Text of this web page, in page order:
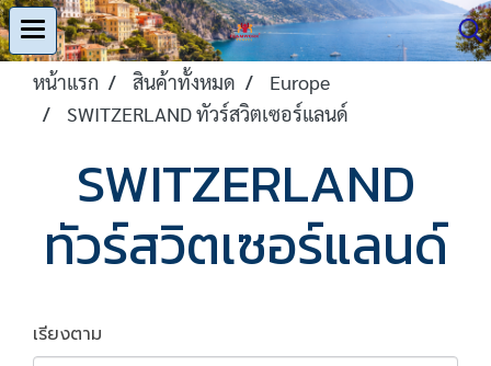
หน้าแรก สินค้าทั้งหมด
Europe
SWITZERLAND ทัวร์สวิตเซอร์แลนด์
SWITZERLAND
ทัวร์สวิตเซอร์แลนด์
เรียงตาม